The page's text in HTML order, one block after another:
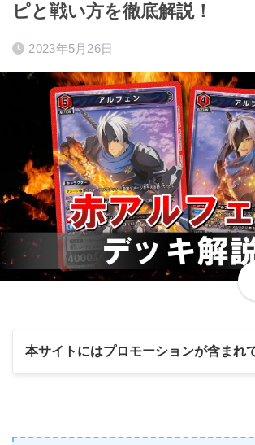
ピと戦い方を徹底解説！
2023年5月26日
本サイトにはプロモーションが含まれ